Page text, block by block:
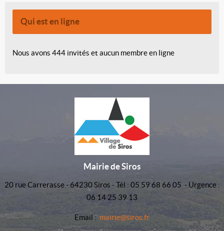
Qui est en ligne
Nous avons 444 invités et aucun membre en ligne
Mairie de Siros
20 rue Carrerasse - 64230 Siros - Tél : 05 59 68 66 05 - Urgence :
06 14 25 39 13
Email : mairie@siros.fr